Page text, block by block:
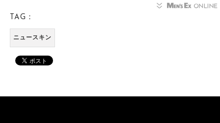
TAG：
ニュースキン